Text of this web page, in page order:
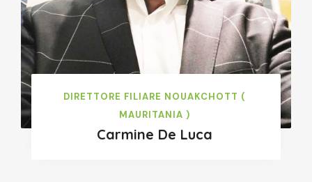
DIRETTORE FILIARE NOUAKCHOTT (
MAURITANIA )
Carmine De Luca